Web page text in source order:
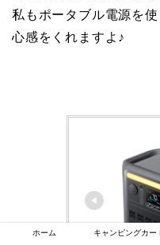
私もポータブル電源を
心感をくれますよ♪
ホーム キャンピングカー